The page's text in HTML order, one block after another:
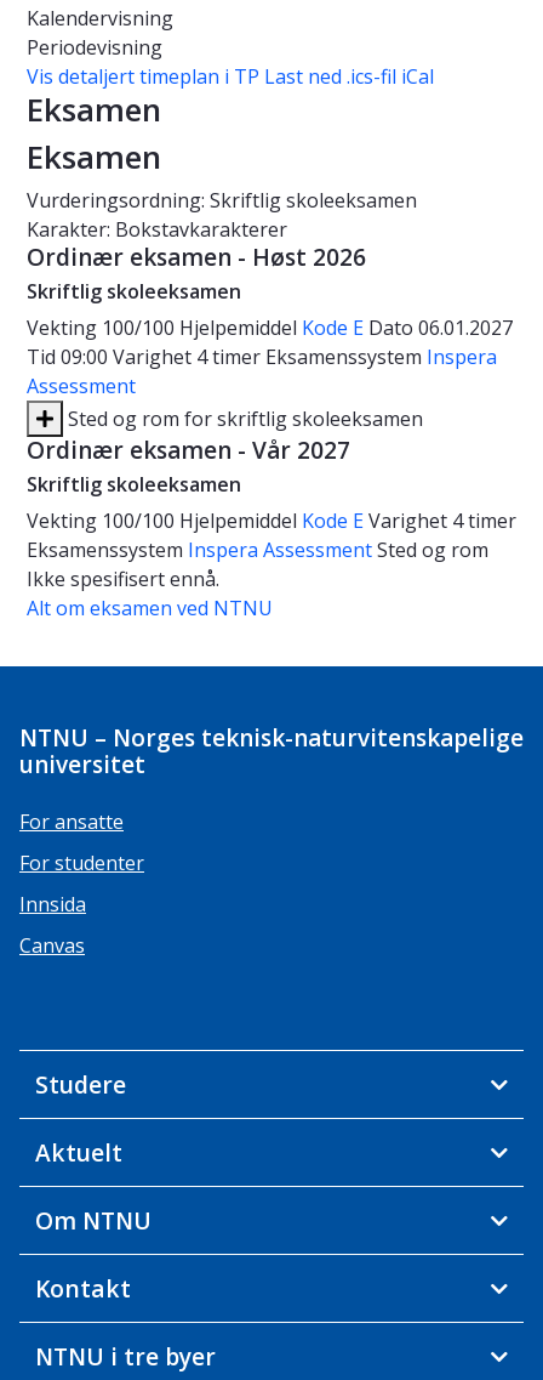
Kalendervisning
Periodevisning
Vis detaljert timeplan i TP Last ned .ics-fil iCal
Eksamen
Eksamen
Vurderingsordning: Skriftlig skoleeksamen
Karakter: Bokstavkarakterer
Ordinær eksamen - Høst 2026
Skriftlig skoleeksamen
Vekting 100/100 Hjelpemiddel Kode E Dato 06.01.2027
Tid 09:00 Varighet 4 timer Eksamenssystem Inspera
Assessment
Sted og rom for skriftlig skoleeksamen
Ordinær eksamen - Vår 2027
Skriftlig skoleeksamen
Vekting 100/100 Hjelpemiddel Kode EVarighet 4 timer
Eksamenssystem Inspera AssessmentSted og rom
Ikke spesifisert ennå.
Alt om eksamen ved NTNU
NTNU – Norges teknisk-naturvitenskapelige
universitet
For ansatte
For studenter
Innsida
Canvas
Studere
Aktuelt
Om NTNU
Kontakt
NTNU i tre byer